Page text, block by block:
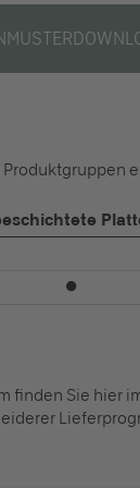
MUSTER
⏺
finden Sie hier